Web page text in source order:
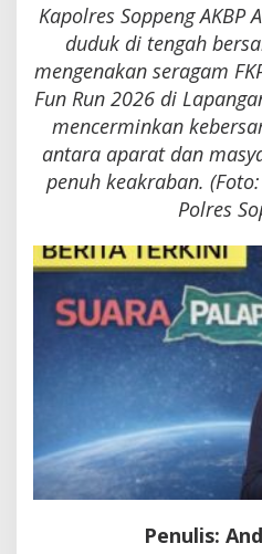
Kapolres Soppeng
duduk di tengah
mengenakan seragam
Fun Run 2026 di
mencerminkan
antara aparat dan
penuh keakraban.
Polres
Penulis: